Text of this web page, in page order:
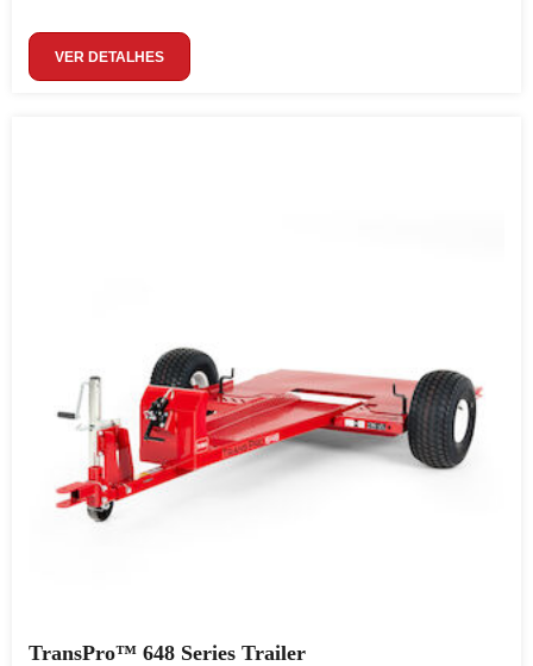
VER DETALHES
TransPro™ 648 Series Trailer